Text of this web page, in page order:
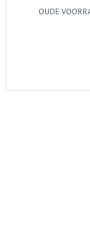
OUDE